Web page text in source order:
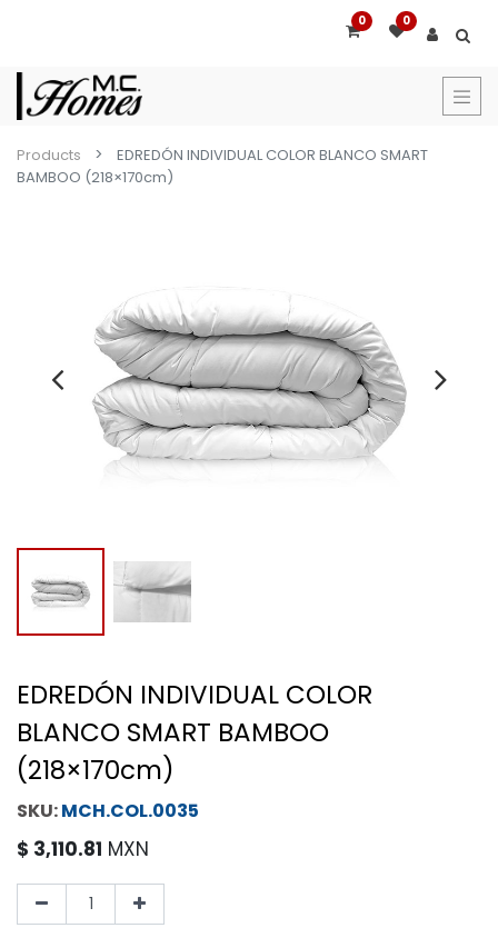
0 0
Products
EDREDÓN INDIVIDUAL COLOR BLANCO SMART
BAMBOO (218×170cm)
EDREDÓN INDIVIDUAL COLOR
BLANCO SMART BAMBOO
(218×170cm)
MCH.COL.0035
$ 3,110.81 MXN